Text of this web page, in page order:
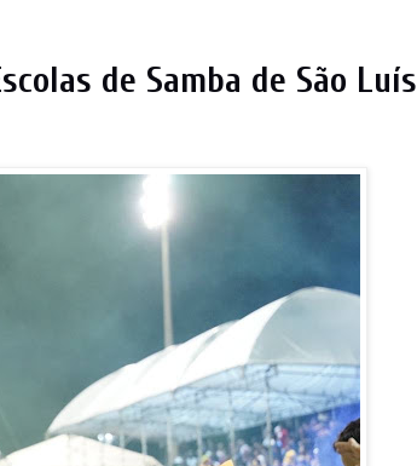
de Samba de São Luís